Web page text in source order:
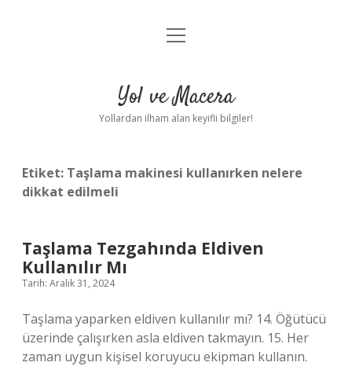
Anasayfa
Yasal Uyarı
menüyü
Yol ve Macera
Yollardan ilham alan keyifli bilgiler!
Etiket: Taşlama makinesi kullanırken nelere
dikkat edilmeli
Taşlama Tezgahında Eldiven
Kullanılır Mı
Tarih: Aralık 31, 2024
Taşlama yaparken eldiven kullanılır mı? 14. Öğütücü
üzerinde çalışırken asla eldiven takmayın. 15. Her
zaman uygun kişisel koruyucu ekipman kullanın.